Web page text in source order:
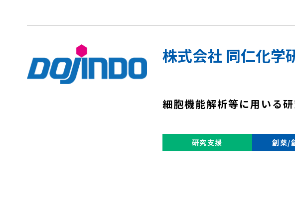
株式会社 同仁化学
細胞機能解析等に用いる
研究支援 創薬/